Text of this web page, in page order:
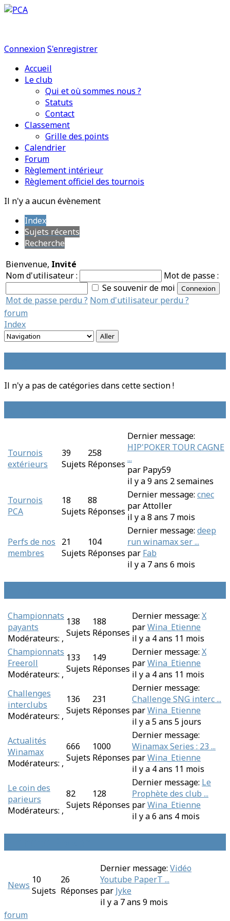
ConnexionS'enregistrer
Accueil
Le club
Qui et où sommes nous ?
Statuts
Contact
Classement
Grille des points
Calendrier
Forum
Règlement intérieur
Règlement officiel des tournois
Il n'y a aucun évènement
Index
Sujets récents
Recherche
Bienvenue, Invité
Nom d'utilisateur :
Mot de passe :
Se souvenir de moi
Mot de passe perdu ? Nom d'utilisateur perdu ?
forum
Index
Il n'y a pas de catégories dans cette section !
Tournois
extérieurs
39
Sujets
258
Réponses
Dernier message:
HIP'POKER TOUR CAGNE
...
par Papy59
il y a 9 ans 2 semaines
Tournois
PCA
18
Sujets
88
Réponses
Dernier message: cnec
parAttoller
il y a 8 ans 7 mois
Perfs de nos
membres
21
Sujets
104
Réponses
Dernier message: deep
run winamax ser ...
par Fab
il y a 7 ans 6 mois
Championnats
payants
Modérateurs: ,
138
Sujets
188
Réponses
Dernier message: X
parWina_Etienne
il y a 4 ans 11 mois
Championnats
Freeroll
Modérateurs: ,
133
Sujets
149
Réponses
Dernier message: X
parWina_Etienne
il y a 4 ans 11 mois
Challenges
interclubs
Modérateurs: ,
136
Sujets
231
Réponses
Dernier message:
Challenge SNG interc ...
parWina_Etienne
il y a 5 ans 5 jours
Actualités
Winamax
Modérateurs: ,
666
Sujets
1000
Réponses
Dernier message:
Winamax Series : 23 ...
parWina_Etienne
il y a 4 ans 11 mois
Le coin des
parieurs
Modérateurs: ,
82
Sujets
128
Réponses
Dernier message: Le
Prophète des club ...
parWina_Etienne
il y a 6 ans 4 mois
News 10
Sujets
26
Réponses
Dernier message: Vidéo
Youtube PaperT ...
par Jyke
il y a 7 ans 9 mois
forum